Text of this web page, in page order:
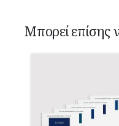
Μπορεί επίσης